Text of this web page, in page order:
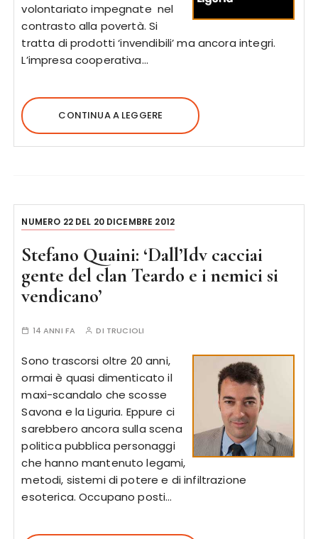
volontariato impegnate nel
contrasto alla povertà. Si
tratta di prodotti ‘invendibili’ ma ancora integri.
L’impresa cooperativa…
CONTINUA A LEGGERE
NUMERO 22 DEL 20 DICEMBRE 2012
Stefano Quaini: ‘Dall’Idv cacciai
gente del clan Teardo e i nemici si
vendicano’
14 ANNI FA DI TRUCIOLI
Sono trascorsi oltre 20 anni,
ormai è quasi dimenticato il
maxi-scandalo che scosse
Savona e la Liguria. Eppure ci
sarebbero ancora sulla scena
politica pubblica personaggi
che hanno mantenuto legami,
metodi, sistemi di potere e di infiltrazione
esoterica. Occupano posti…